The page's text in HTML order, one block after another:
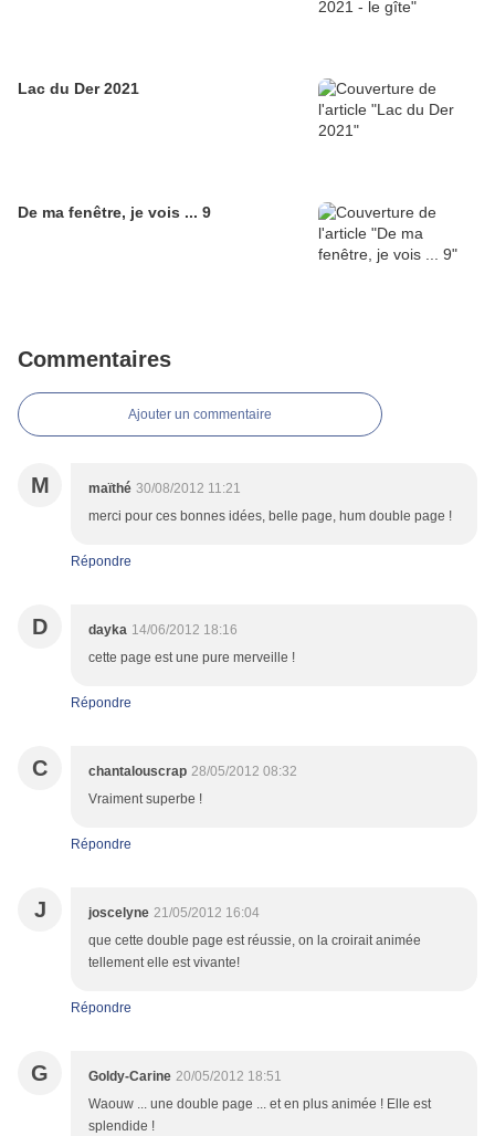
Lac du Der 2021
De ma fenêtre, je vois ... 9
Commentaires
Ajouter un commentaire
M maïthé 30/08/2012 11:21
merci pour ces bonnes idées, belle page, hum double page !
Répondre
D dayka 14/06/2012 18:16
cette page est une pure merveille !
Répondre
C chantalouscrap 28/05/2012 08:32
Vraiment superbe !
Répondre
J joscelyne 21/05/2012 16:04
que cette double page est réussie, on la croirait animée
tellement elle est vivante!
Répondre
G Goldy-Carine 20/05/2012 18:51
Waouw ... une double page ... et en plus animée ! Elle est
splendide !